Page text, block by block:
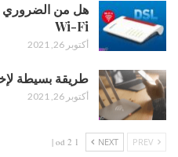
هل من الضروري
Wi-Fi
أكتوبر 26, 2021
طريقة بسيطة
أكتوبر 26, 2021
NEXT
1 od 2 |